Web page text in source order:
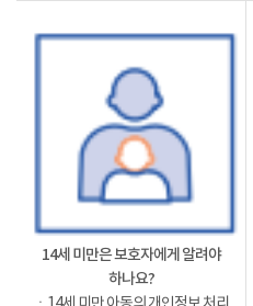
14세 미만은 보호자에게 알려야
하나요?